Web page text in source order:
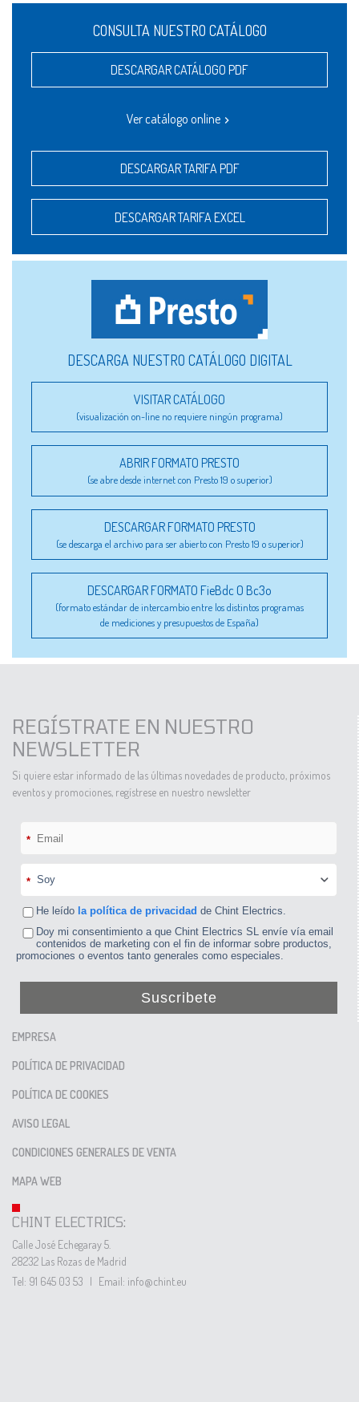
CONSULTA NUESTRO CATÁLOGO
DESCARGAR CATÁLOGO PDF
Ver catálogo online
DESCARGAR TARIFA PDF
DESCARGAR TARIFA EXCEL
DESCARGA NUESTRO CATÁLOGO DIGITAL
VISITAR CATÁLOGO
(visualización on-line no requiere ningún programa)
ABRIR FORMATO PRESTO
(se abre desde internet con Presto 19 o superior)
DESCARGAR FORMATO PRESTO
(se descarga el archivo para ser abierto con Presto 19 o superior)
DESCARGAR FORMATO FieBdc O Bc3o
(formato estándar de intercambio entre los distintos programas
de mediciones y presupuestos de España)
REGÍSTRATE EN NUESTRO
NEWSLETTER
Si quiere estar informado de las últimas novedades de producto, próximos
eventos y promociones, regístrese en nuestro newsletter
*
*
He leído la política de privacidad de Chint Electrics.
Doy mi consentimiento a que Chint Electrics SL envíe vía email
contenidos de marketing con el fin de informar sobre productos,
promociones o eventos tanto generales como especiales.
Suscribete
EMPRESA
POLÍTICA DE PRIVACIDAD
POLÍTICA DE COOKIES
AVISO LEGAL
CONDICIONES GENERALES DE VENTA
MAPA WEB
CHINT ELECTRICS:
Calle José Echegaray 5.
28232 Las Rozas de Madrid
Tel: 91 645 03 53 | Email: info@chint.eu